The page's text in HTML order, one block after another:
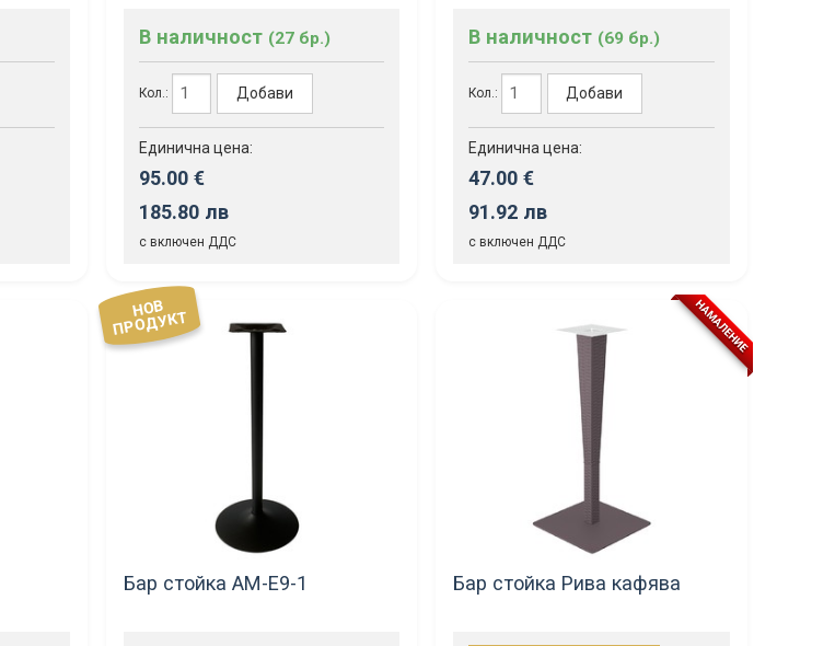
В наличност (27 бр.)
Кол.: Добави
Единична цена:
95.00 €
185.80 лв
с включен ДДС
В наличност (69 бр.)
Кол.: Добави
Единична цена:
47.00 €
91.92 лв
с включен ДДС
НОВ
ПРОДУКТ
Бар стойка АМ-Е9-1
НАМАЛЕНИЕ
Бар стойка Рива кафява